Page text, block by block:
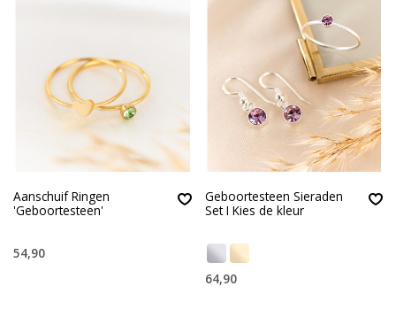
Aanschuif Ringen
'Geboortesteen'
54,90
Geboortesteen Sieraden
Set I Kies de kleur
64,90